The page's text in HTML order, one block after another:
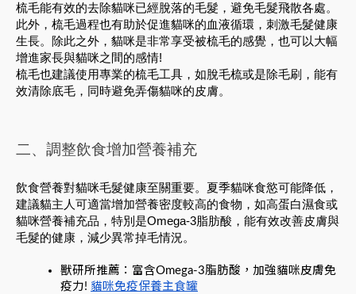
梳毛能有效的去除貓咪已經脫落的毛髮，避免毛髮飛散各處。
此外，梳毛過程也有助於促進貓咪的血液循環，刺激毛髮健康
生長。除此之外，貓咪是非常享受被梳毛的感覺，也可以大幅
增進家長與貓咪之間的感情!
梳毛也建議使用專業的梳毛工具，如脫毛梳或是除毛刷，能有
效清除底毛，同時避免弄傷貓咪的皮膚。
二、調整飲食增加營養補充
飲食營養對貓咪毛髮健康至關重要。夏季貓咪食慾可能降低，
建議貓主人可適當增加營養密度較高的食物，如高蛋白濕食或
貓咪營養補充品，特別是Omega-3脂肪酸，能有效改善皮膚與
毛髮的健康，減少異常掉毛情況。
獸研所推薦：富含Omega-3脂肪酸，加強貓咪皮膚免
疫力! 貓咪免疫保養主食罐